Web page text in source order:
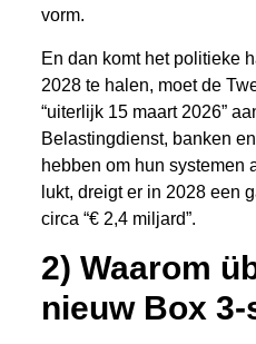
vorm.
En dan komt het politieke
2028 te halen, moet de
“uiterlijk 15 maart 2026”
Belastingdienst, banken
hebben om hun systemen
lukt, dreigt er in 2028 een
circa “€ 2,4 miljard”.
2) Waarom
nieuw Box